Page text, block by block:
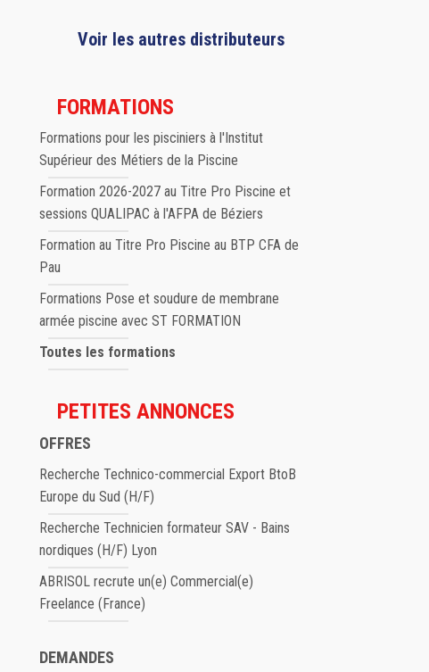
Voir les autres distributeurs
FORMATIONS
Formations pour les pisciniers à l'Institut
Supérieur des Métiers de la Piscine
Formation 2026-2027 au Titre Pro Piscine et
sessions QUALIPAC à l'AFPA de Béziers
Formation au Titre Pro Piscine au BTP CFA de
Pau
Formations Pose et soudure de membrane
armée piscine avec ST FORMATION
Toutes les formations
PETITES ANNONCES
OFFRES
Recherche Technico-commercial Export BtoB
Europe du Sud (H/F)
Recherche Technicien formateur SAV - Bains
nordiques (H/F) Lyon
ABRISOL recrute un(e) Commercial(e)
Freelance (France)
DEMANDES